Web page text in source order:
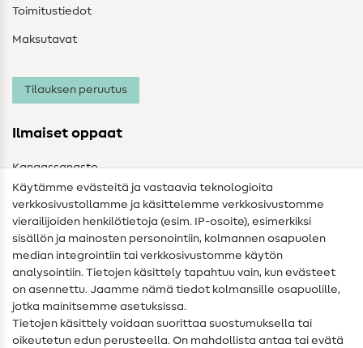
Toimitustiedot
Maksutavat
Tilauksen peruutus
Ilmaiset oppaat
Kangassanasto
Ompelusanasto
Ompeluohjeet
Apua ja yhteystiedot
Yhteystiedot
Tietoa omistajanvaihdoksesta
Käytämme evästeitä ja vastaavia teknologioita
verkkosivustollamme ja käsittelemme verkkosivustomme
vierailijoiden henkilötietoja (esim. IP-osoite), esimerkiksi
sisällön ja mainosten personointiin, kolmannen osapuolen
median integrointiin tai verkkosivustomme käytön
analysointiin. Tietojen käsittely tapahtuu vain, kun evästeet
on asennettu. Jaamme nämä tiedot kolmansille osapuolille,
jotka mainitsemme asetuksissa.
Tietojen käsittely voidaan suorittaa suostumuksella tai
oikeutetun edun perusteella. On mahdollista antaa tai evätä